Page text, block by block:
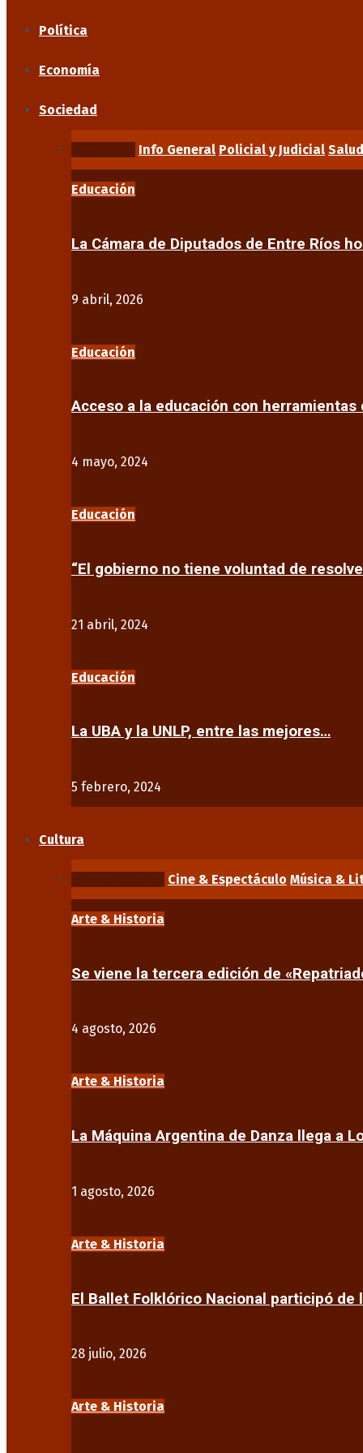
Política
Economía
Sociedad
Info General Policial y Judicial Salud
Educación
La Cámara de Diputados de Entre Ríos
9 abril, 2026
Educación
Acceso a la educación con
4 mayo, 2024
Educación
“El gobierno no tiene voluntad de
21 abril, 2024
Educación
La UBA y la UNLP, entre las mejores…
5 febrero, 2024
Cultura
Cine & Espectáculo Música &
Arte & Historia
Se viene la tercera edición de
4 agosto, 2026
Arte & Historia
La Máquina Argentina de Danza llega a
1 agosto, 2026
Arte & Historia
El Ballet Folklórico Nacional participó de
28 julio, 2026
Arte & Historia